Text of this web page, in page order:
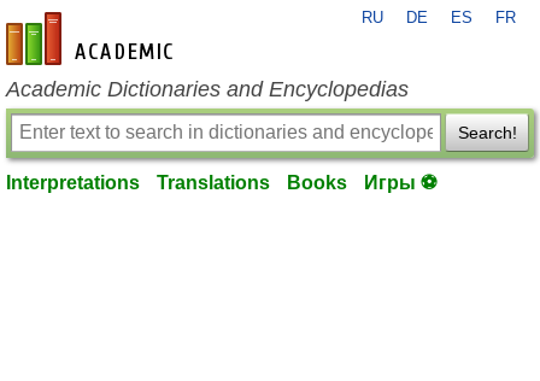
en-academic.com
RU DE ES FR
Academic Dictionaries and Encyclopedias
Search!
Interpretations Translations Books Игры ⚽